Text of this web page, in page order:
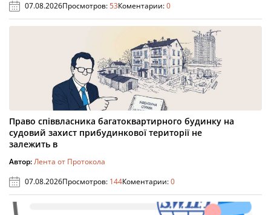
07.08.2026Просмотров:53Коментарии:0
Право співвласника багатоквартирного будинку на
судовий захист прибудинкової території не
залежить в
Автор:Лента от Протокола
07.08.2026Просмотров: 144Коментарии:0